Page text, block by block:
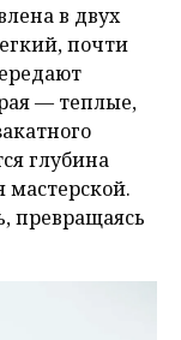
в двух
почти
— теплые,
глубина
мастерской.
превращаясь